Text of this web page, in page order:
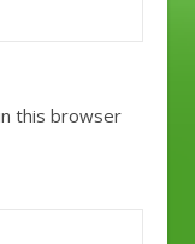
this browser